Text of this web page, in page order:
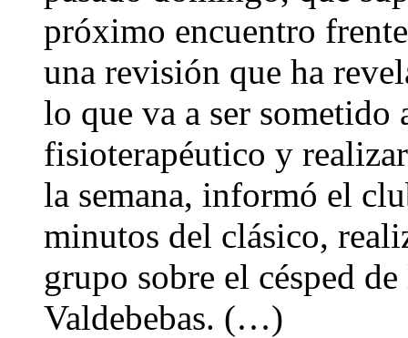
próximo encuentro
una revisión que ha
lo que va a ser
fisioterapéutico y
la semana, informó el
minutos del clásico,
grupo sobre el césped
Valdebebas. (…)